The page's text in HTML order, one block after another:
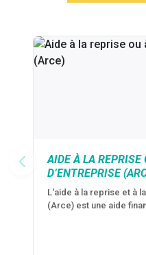
AIDE À LA REPRISE
D’ENTREPRISE
L'aide à la reprise et à
(Arce) est une aide